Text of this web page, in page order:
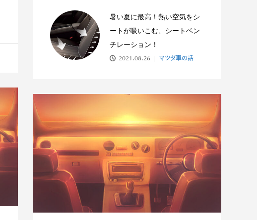
暑い夏に最高！熱い空気をシ
ートが吸いこむ、シートベン
チレーション！
2021.08.26 マツダ車の話